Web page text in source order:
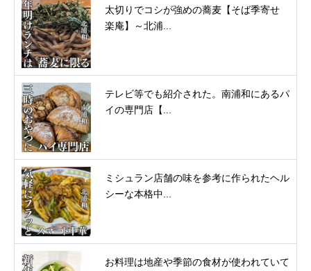
太切りでコシが強めの蕎麦【そば季寄せ
楽庵】～北浦...
テレビ等でも紹介された。南浦和にあるパ
イの専門店【...
ミシュラン店舗の味を参考に作られたヘル
シーな本格中...
お料理は地産や季節の食材が使われていて